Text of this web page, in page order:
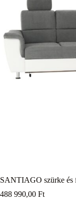
SANTIAGO szürke és
488 990,00 Ft